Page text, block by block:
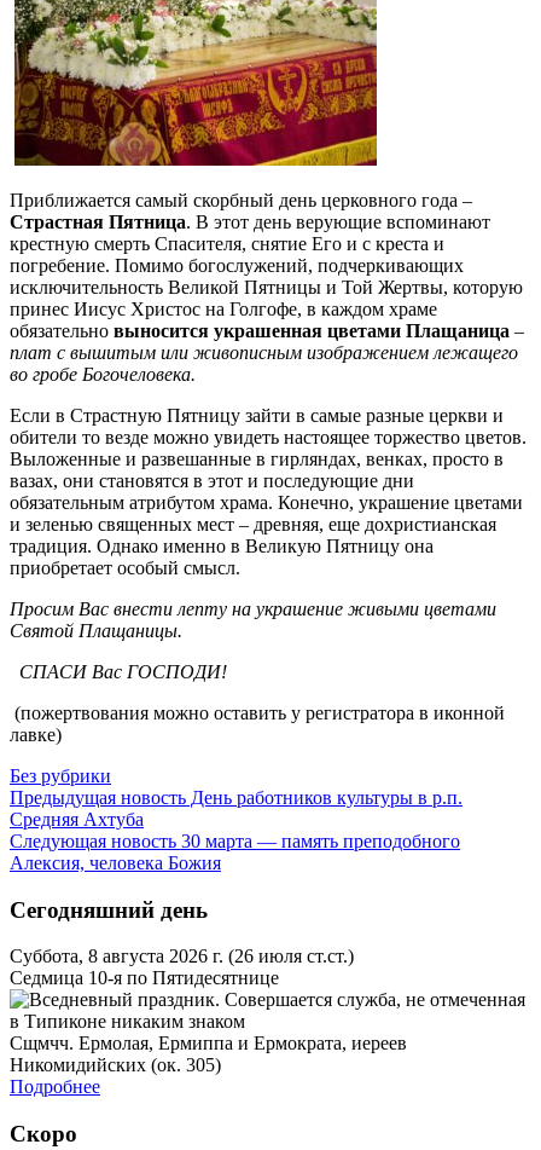
Приближается самый скорбный день церковного года –
Страстная Пятница. В этот день верующие вспоминают
крестную смерть Спасителя, снятие Его и с креста и
погребение. Помимо богослужений, подчеркивающих
исключительность Великой Пятницы и Той Жертвы, которую
принес Иисус Христос на Голгофе, в каждом храме
обязательно выносится украшенная цветами Плащаница –
плат с вышитым или живописным изображением лежащего
во гробе Богочеловека.
Если в Страстную Пятницу зайти в самые разные церкви и
обители то везде можно увидеть настоящее торжество цветов.
Выложенные и развешанные в гирляндах, венках, просто в
вазах, они становятся в этот и последующие дни
обязательным атрибутом храма. Конечно, украшение цветами
и зеленью священных мест – древняя, еще дохристианская
традиция. Однако именно в Великую Пятницу она
приобретает особый смысл.
Просим Вас внести лепту на украшение живыми цветами
Святой Плащаницы.
СПАСИ Вас ГОСПОДИ!
(пожертвования можно оставить у регистратора в иконной
лавке)
Без рубрики
Предыдущая новость День работников культуры в р.п.
Средняя Ахтуба
Следующая новость 30 марта ― память преподобного
Алексия, человека Божия
Сегодняшний день
Суббота, 8 августа 2026 г. (26 июля ст.ст.)
Седмица 10-я по Пятидесятнице
Сщмчч. Ермолая, Ермиппа и Ермократа, иереев
Никомидийских (ок. 305)
Подробнее
Скоро